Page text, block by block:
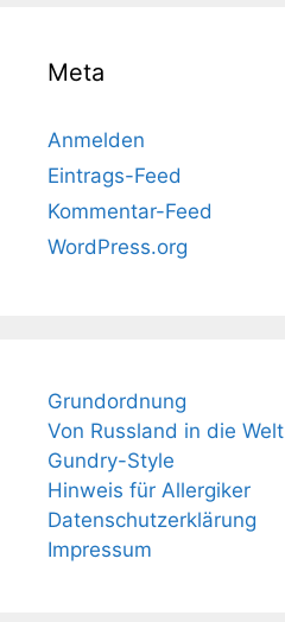
Meta
Anmelden
Eintrags-Feed
Kommentar-Feed
WordPress.org
Grundordnung
Von Russland in die Welt
Gundry-Style
Hinweis für Allergiker
Datenschutzerklärung
Impressum